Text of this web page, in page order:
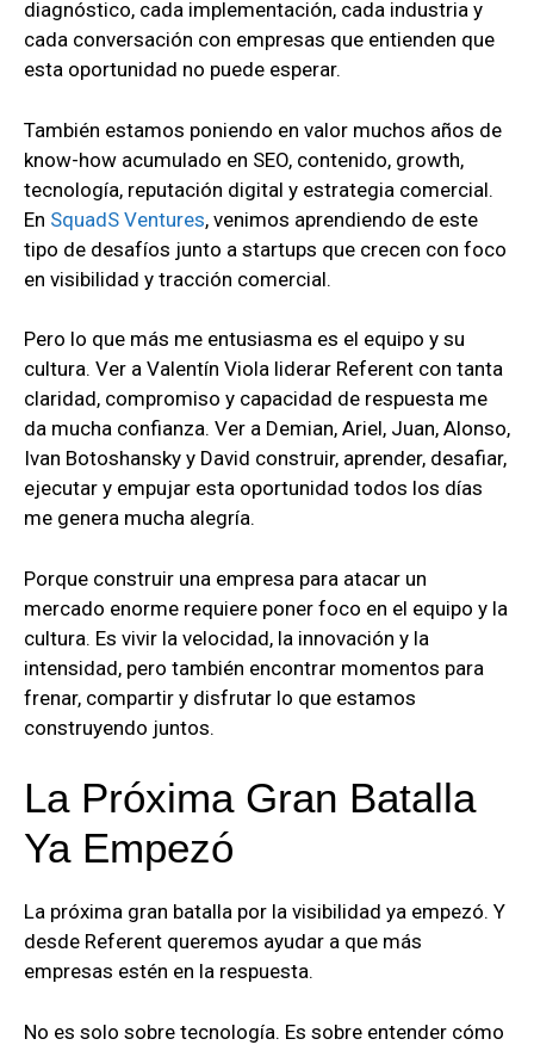
diagnóstico, cada implementación, cada industria y
cada conversación con empresas que entienden que
esta oportunidad no puede esperar.
También estamos poniendo en valor muchos años de
know-how acumulado en SEO, contenido, growth,
tecnología, reputación digital y estrategia comercial.
En SquadS Ventures, venimos aprendiendo de este
tipo de desafíos junto a startups que crecen con foco
en visibilidad y tracción comercial.
Pero lo que más me entusiasma es el equipo y su
cultura. Ver a Valentín Viola liderar Referent con tanta
claridad, compromiso y capacidad de respuesta me
da mucha confianza. Ver a Demian, Ariel, Juan, Alonso,
Ivan Botoshansky y David construir, aprender, desafiar,
ejecutar y empujar esta oportunidad todos los días
me genera mucha alegría.
Porque construir una empresa para atacar un
mercado enorme requiere poner foco en el equipo y la
cultura. Es vivir la velocidad, la innovación y la
intensidad, pero también encontrar momentos para
frenar, compartir y disfrutar lo que estamos
construyendo juntos.
La Próxima Gran Batalla
Ya Empezó
La próxima gran batalla por la visibilidad ya empezó. Y
desde Referent queremos ayudar a que más
empresas estén en la respuesta.
No es solo sobre tecnología. Es sobre entender cómo